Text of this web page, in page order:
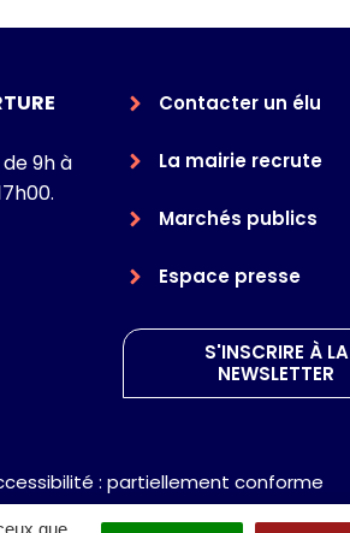
que
9h à
Contacter un élu
La mairie recrute
Marchés publics
Espace presse
S'INSCRIRE À LA
NEWSLETTER
: partiellement conforme